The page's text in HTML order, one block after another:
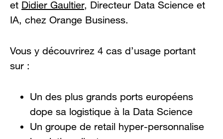
et Didier Gaultier, Directeur Data Science et
IA, chez Orange Business.
Vous y découvrirez 4 cas d’usage portant
sur :
Un des plus grands ports européens
dope sa logistique à la Data Science
Un groupe de retail hyper-personnalise